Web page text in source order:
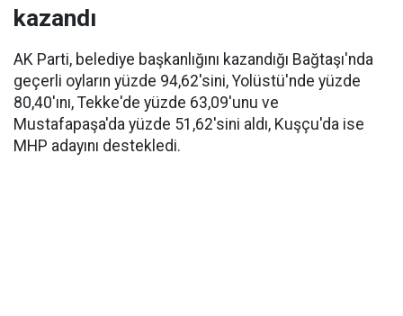
kazandı
AK Parti, belediye başkanlığını kazandığı Bağtaşı'nda
geçerli oyların yüzde 94,62'sini, Yolüstü'nde yüzde
80,40'ını, Tekke'de yüzde 63,09'unu ve
Mustafapaşa'da yüzde 51,62'sini aldı, Kuşçu'da ise
MHP adayını destekledi.